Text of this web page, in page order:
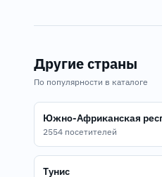
Другие страны
По популярности в каталоге
Южно-Африканская
2554 посетителей
Тунис